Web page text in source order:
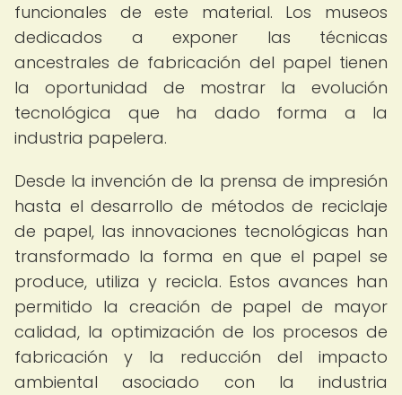
funcionales de este material. Los museos
dedicados a exponer las técnicas
ancestrales de fabricación del papel tienen
la oportunidad de mostrar la evolución
tecnológica que ha dado forma a la
industria papelera.
Desde la invención de la prensa de impresión
hasta el desarrollo de métodos de reciclaje
de papel, las innovaciones tecnológicas han
transformado la forma en que el papel se
produce, utiliza y recicla. Estos avances han
permitido la creación de papel de mayor
calidad, la optimización de los procesos de
fabricación y la reducción del impacto
ambiental asociado con la industria